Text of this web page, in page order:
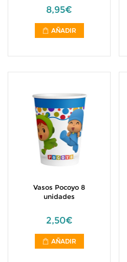
8,95€
AÑADIR
Vasos Pocoyo 8
unidades
2,50€
AÑADIR